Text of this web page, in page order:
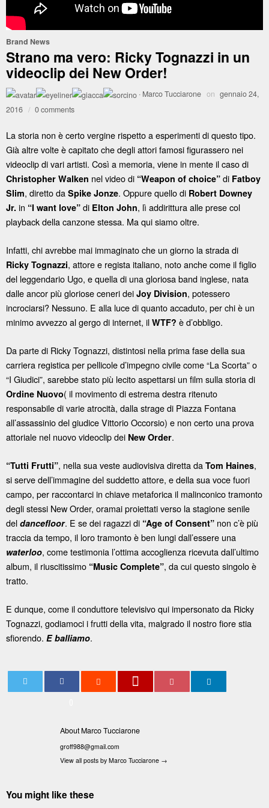
Brand News
Strano ma vero: Ricky Tognazzi in un
videoclip dei New Order!
· Marco Tucciarone on gennaio 24,
2016 / 0 comments
La storia non è certo vergine rispetto a esperimenti di questo tipo.
Già altre volte è capitato che degli attori famosi figurassero nei
videoclip di vari artisti. Così a memoria, viene in mente il caso di
Christopher Walken nel video di “Weapon of choice” di Fatboy
Slim, diretto da Spike Jonze. Oppure quello di Robert Downey
Jr. in “I want love” di Elton John, lì addirittura alle prese col
playback della canzone stessa. Ma qui siamo oltre.
Infatti, chi avrebbe mai immaginato che un giorno la strada di
Ricky Tognazzi, attore e regista italiano, noto anche come il figlio
del leggendario Ugo, e quella di una gloriosa band inglese, nata
dalle ancor più gloriose ceneri dei Joy Division, potessero
incrociarsi? Nessuno. E alla luce di quanto accaduto, per chi è un
minimo avvezzo al gergo di internet, il WTF? è d’obbligo.
Da parte di Ricky Tognazzi, distintosi nella prima fase della sua
carriera registica per pellicole d’impegno civile come “La Scorta” o
“I Giudici”, sarebbe stato più lecito aspettarsi un film sulla storia di
Ordine Nuovo( il movimento di estrema destra ritenuto
responsabile di varie atrocità, dalla strage di Piazza Fontana
all’assassinio del giudice Vittorio Occorsio) e non certo una prova
attoriale nel nuovo videoclip dei New Order.
“Tutti Frutti”, nella sua veste audiovisiva diretta da Tom Haines,
si serve dell’immagine del suddetto attore, e della sua voce fuori
campo, per raccontarci in chiave metaforica il malinconico tramonto
degli stessi New Order, oramai proiettati verso la stagione senile
del dancefloor. E se dei ragazzi di “Age of Consent” non c’è più
traccia da tempo, il loro tramonto è ben lungi dall’essere una
waterloo, come testimonia l’ottima accoglienza ricevuta dall’ultimo
album, il riuscitissimo “Music Complete”, da cui questo singolo è
tratto.
E dunque, come il conduttore televisivo qui impersonato da Ricky
Tognazzi, godiamoci i frutti della vita, malgrado il nostro fiore stia
sfiorendo. E balliamo.
About Marco Tucciarone
groff988@gmail.com
View all posts by Marco Tucciarone →
You might like these